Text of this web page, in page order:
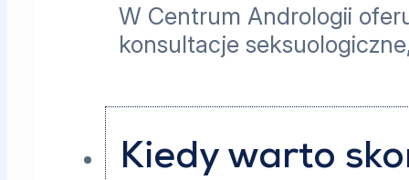
W Centrum Andrologii
konsultacje
Kiedy warto